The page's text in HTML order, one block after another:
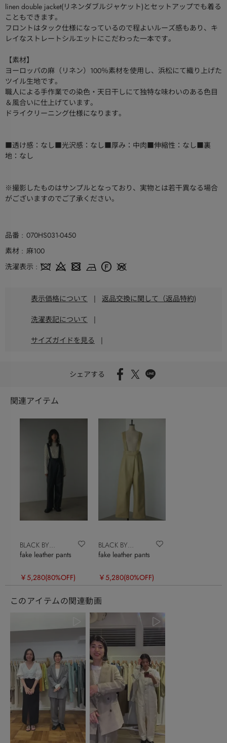
linen double jacket(リネンダブルジャケット)とセットアップでも着る
こともできます。
フロントはタック仕様になっているので程よいルーズ感もあり、キ
レイなストレートシルエットにこだわった一本です。
【素材】
ヨーロッパの麻（リネン）100％素材を使用し、浜松にて織り上げた
ツイル生地です。
職人による手作業での染色・天日干しにて独特な味わいのある色目
＆風合いに仕上げています。
ドライクリーニング仕様になります。
■透け感：なし■光沢感：なし■厚み：中肉■伸縮性：なし■裏
地：なし
※撮影したものはサンプルとなっており、実物とは若干異なる場合
がございますのでご了承ください。
品番
070HS031-0450
素材
麻100
洗濯表示
表示価格について | 返品交換に関して（返品特約)
洗濯表記について |
サイズガイドを見る |
シェアする
関連アイテム
BLACK BY
MOUSSY
fake leather pants
￥5,280(80%OFF)
BLACK BY
MOUSSY
fake leather pants
￥5,280(80%OFF)
このアイテムの関連動画